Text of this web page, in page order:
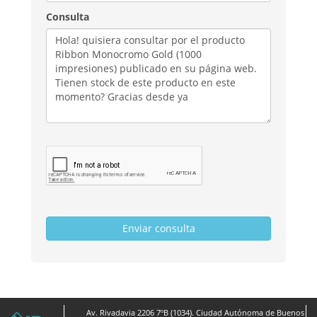
Consulta
Av. Rivadavia 2206 7ºB (1034). Ciudad Autónoma de Buenos